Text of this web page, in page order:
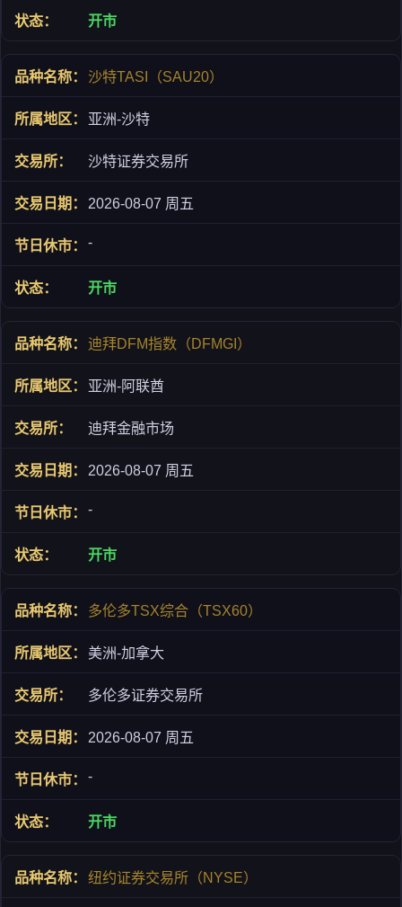
开市
沙特TASI（SAU20）
亚洲-沙特
沙特证券交易所
2026-08-07 周五
-
开市
迪拜DFM指数（DFMGI）
亚洲-阿联酋
迪拜金融市场
2026-08-07 周五
-
开市
多伦多TSX综合（TSX60）
美洲-加拿大
多伦多证券交易所
2026-08-07 周五
-
开市
纽约证券交易所（NYSE）